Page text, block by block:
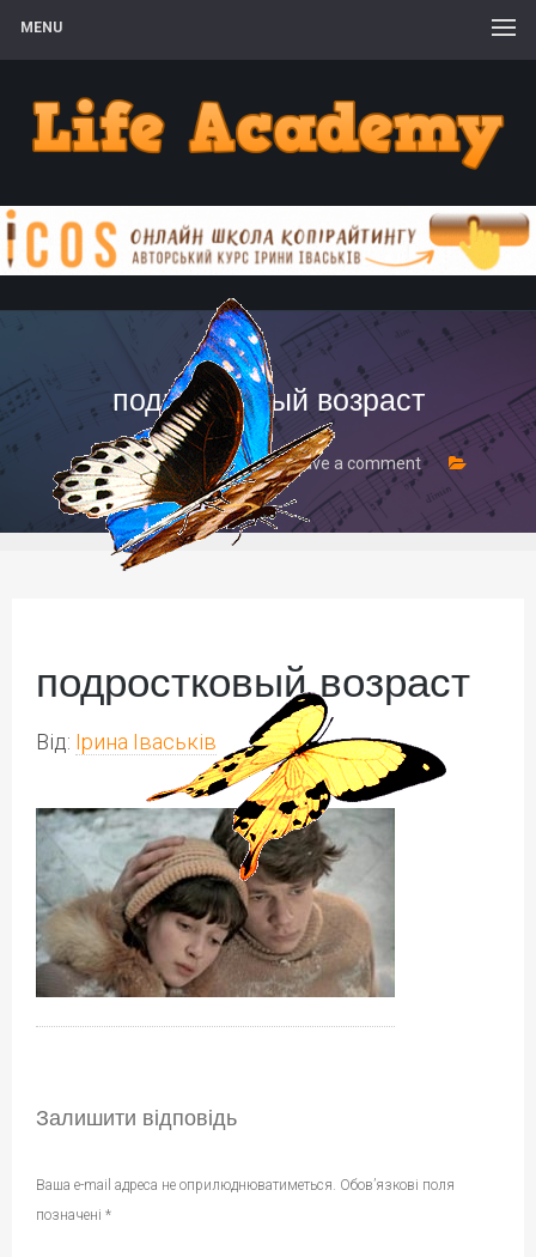
MENU
подростковый возраст
8 Лютого, 2017 Leave a comment
подростковый возраст
Від: Ірина Іваськів
Залишити відповідь
Ваша e-mail адреса не оприлюднюватиметься. Обов’язкові поля
позначені *